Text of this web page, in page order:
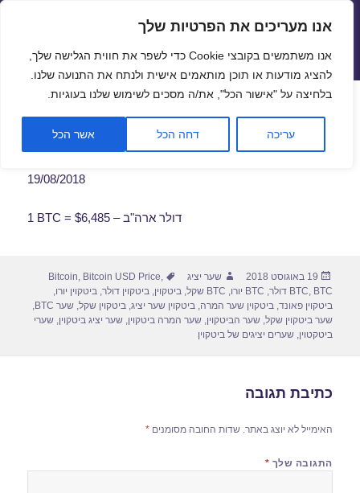
פתח
אנו מעריכים את הפרטיות שלך
אנו משתמשים בקובצי Cookie כדי לשפר את חווית הגלישה שלך,
להציג מודעות או תוכן מותאמים אישית ולנתח את התנועה שלנו.
בלחיצה על "אישור הכל", את/ה מסכים לשימוש שלנו בעוגיות.
עריכה דחה הכל אשר הכל
שערי חליפין יציגים – שער יציג
תפריטים
ווידג'טים
שער ביטקוין לתאריך 19/08/2018
19/08/2018
1 BTC = $6,485 – דולר ארה"ב
פורסם
בתאריך
19 באוגוסט 2018 מחבר
שער יציג תגיות Bitcoin, Bitcoin USD Price,
BTC, BTC דולר , BTC יורו , BTC שקל ,ביטקוין,ביטקוין דולר,ביטקוין יורו,
ביטקוין פאונד,ביטקוין שער המרה,ביטקוין שער יציג,ביטקוין שקל,שער BTC
,
שער ביטקוין שקל,שער הביטקוין,שער המרה ביטקוין,שער יציג ביטקוין,שערי
ביטקטוין,שערים יציגים של ביטקוין
כתיבת תגובה
האימייל לא יוצג באתר. שדות החובה מסומנים*
התגובה שלך *